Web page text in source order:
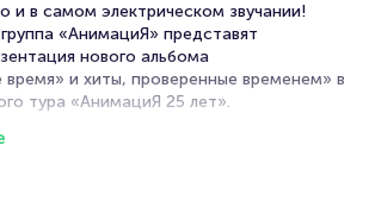
и в самом электрическом звучании!
«АнимациЯ» представят
нового альбома
и хиты, проверенные временем» в
тура «АнимациЯ 25 лет».
кто узнает о новых хитах!
Кулясов, лидер группы, и тот самый